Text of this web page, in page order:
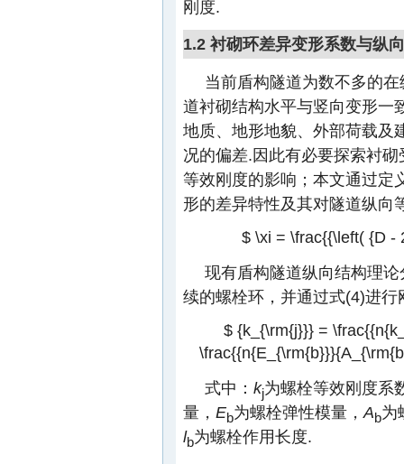
刚度.
1.2 衬砌环差异变形系数与纵
当前盾构隧道为数不多的
道衬砌结构水平与竖向变形一
地质、地形地貌、外部荷载及
况的偏差.因此有必要探索衬
等效刚度的影响；本文通过定
形的差异特性及其对隧道纵向
$ \xi = \frac{{\left( {D -
现有盾构隧道纵向结构理
续的螺栓环，并通过式(4)进行
$ {k_{\rm{j}}} =
式中： kj为螺栓等效刚度系
量， Eb为螺栓弹性模量， Ab为
lb为螺栓作用长度.